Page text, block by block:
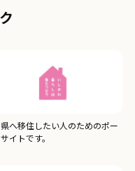
へ移住したい人のためのポー
イトです。